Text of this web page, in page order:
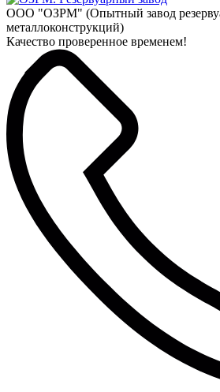
ООО "ОЗРМ" (Опытный завод
металлоконструкций)
Качество проверенное временем!